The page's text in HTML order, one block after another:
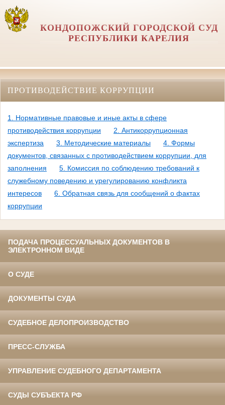
КОНДОПОЖСКИЙ ГОРОДСКОЙ СУД
РЕСПУБЛИКИ КАРЕЛИЯ
ПРОТИВОДЕЙСТВИЕ КОРРУПЦИИ
1. Нормативные правовые и иные акты в сфере
противодействия коррупции
2. Антикоррупционная
экспертиза
3. Методические материалы
4. Формы
документов, связанных с противодействием коррупции, для
заполнения
5. Комиссия по соблюдению требований к
служебному поведению и урегулированию конфликта
интересов
6. Обратная связь для сообщений о фактах
коррупции
ПОДАЧА ПРОЦЕССУАЛЬНЫХ ДОКУМЕНТОВ В
ЭЛЕКТРОННОМ ВИДЕ
О СУДЕ
ДОКУМЕНТЫ СУДА
СУДЕБНОЕ ДЕЛОПРОИЗВОДСТВО
ПРЕСС-СЛУЖБА
УПРАВЛЕНИЕ СУДЕБНОГО ДЕПАРТАМЕНТА
СУДЫ СУБЪЕКТА РФ